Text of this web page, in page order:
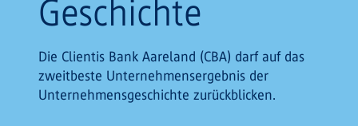
Geschichte
Die Clientis Bank Aareland (CBA) darf auf das
zweitbeste Unternehmensergebnis der
Unternehmensgeschichte zurückblicken.